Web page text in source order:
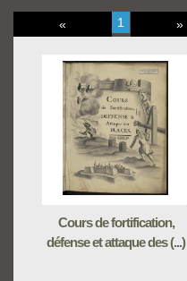
« 1 »
Cours de fortification,
défense et attaque des (...)